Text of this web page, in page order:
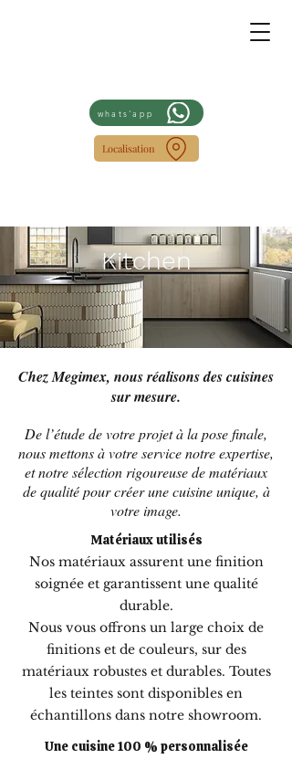
whats'app
Localisation
Kitchen
Chez Megimex, nous réalisons des cuisines
sur mesure.
De l’étude de votre projet à la pose finale,
nous mettons à votre service notre expertise,
et notre sélection rigoureuse de matériaux
de qualité pour créer une cuisine unique, à
votre image.
Matériaux utilisés
Nos matériaux assurent une finition
soignée et garantissent une qualité
durable.
Nous vous offrons un large choix de
finitions et de couleurs, sur des
matériaux robustes et durables. Toutes
les teintes sont disponibles en
échantillons dans notre showroom.
Une cuisine 100 % personnalisée